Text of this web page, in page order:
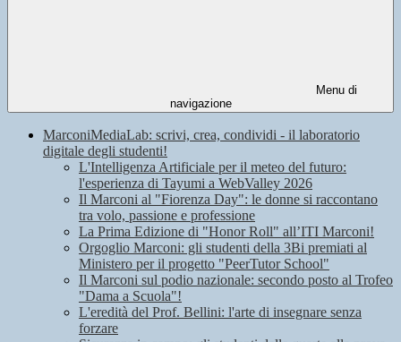
Menu di
navigazione
MarconiMediaLab: scrivi, crea, condividi - il laboratorio
digitale degli studenti!
L'Intelligenza Artificiale per il meteo del futuro:
l'esperienza di Tayumi a WebValley 2026
Il Marconi al "Fiorenza Day": le donne si raccontano
tra volo, passione e professione
La Prima Edizione di "Honor Roll" all’ITI Marconi!
Orgoglio Marconi: gli studenti della 3Bi premiati al
Ministero per il progetto "PeerTutor School"
Il Marconi sul podio nazionale: secondo posto al Trofeo
"Dama a Scuola"!
L'eredità del Prof. Bellini: l'arte di insegnare senza
forzare